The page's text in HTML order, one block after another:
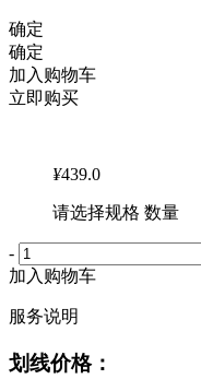
确定
确定
加入购物车
立即购买
¥439.0
请选择规格 数量
-
加入购物车
服务说明
划线价格：